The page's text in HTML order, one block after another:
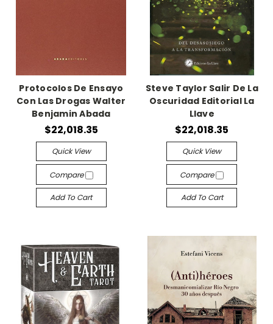
Protocolos De Ensayo
Con Las Drogas Walter
Benjamin Abada
$22,018.35
Quick View
Compare
Add To Cart
Steve Taylor Salir De La
Oscuridad Editorial La
Llave
$22,018.35
Quick View
Compare
Add To Cart